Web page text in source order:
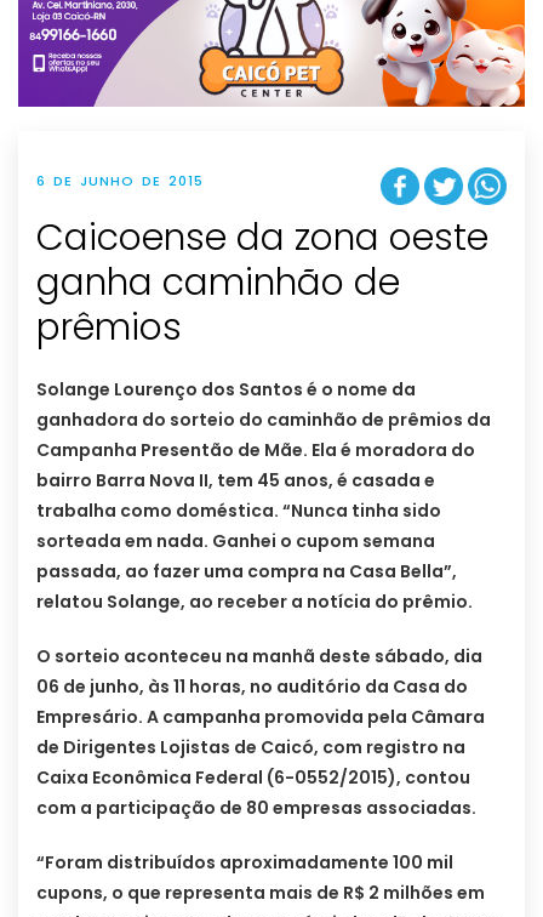
t
i
o
n
6 DE JUNHO DE 2015
Caicoense da zona oeste
ganha caminhão de
prêmios
Solange Lourenço dos Santos é o nome da
ganhadora do sorteio do caminhão de prêmios da
Campanha Presentão de Mãe. Ela é moradora do
bairro Barra Nova II, tem 45 anos, é casada e
trabalha como doméstica. “Nunca tinha sido
sorteada em nada. Ganhei o cupom semana
passada, ao fazer uma compra na Casa Bella”,
relatou Solange, ao receber a notícia do prêmio.
O sorteio aconteceu na manhã deste sábado, dia
06 de junho, às 11 horas, no auditório da Casa do
Empresário. A campanha promovida pela Câmara
de Dirigentes Lojistas de Caicó, com registro na
Caixa Econômica Federal (6-0552/2015), contou
com a participação de 80 empresas associadas.
“Foram distribuídos aproximadamente 100 mil
cupons, o que representa mais de R$ 2 milhões em